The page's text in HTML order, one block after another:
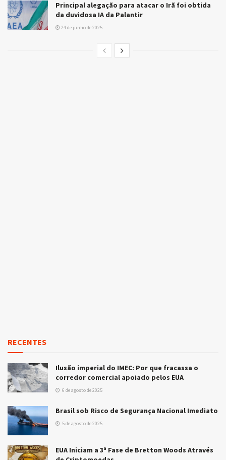
Principal alegação para atacar o Irã foi obtida
da duvidosa IA da Palantir
24 de junho de 2025
RECENTES
Ilusão imperial do IMEC: Por que fracassa o
corredor comercial apoiado pelos EUA
6 de agosto de 2025
Brasil sob Risco de Segurança Nacional Imediato
5 de agosto de 2025
EUA Iniciam a 3ª Fase de Bretton Woods Através